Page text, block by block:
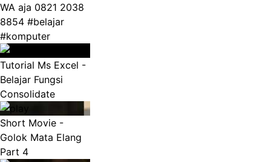
WA aja 0821 2038
8854 #belajar
#komputer
Tutorial Ms Excel -
Belajar Fungsi
Consolidate
Short Movie -
Golok Mata Elang
Part 4